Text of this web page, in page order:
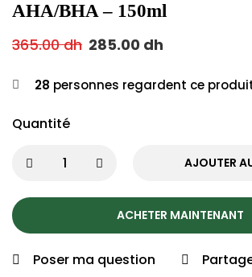
AHA/BHA – 150ml
365.00dh 285.00 dh
28 personnes regardent ce
Quantité
AJOUTER
ACHETER MAINTENANT
Poser ma question